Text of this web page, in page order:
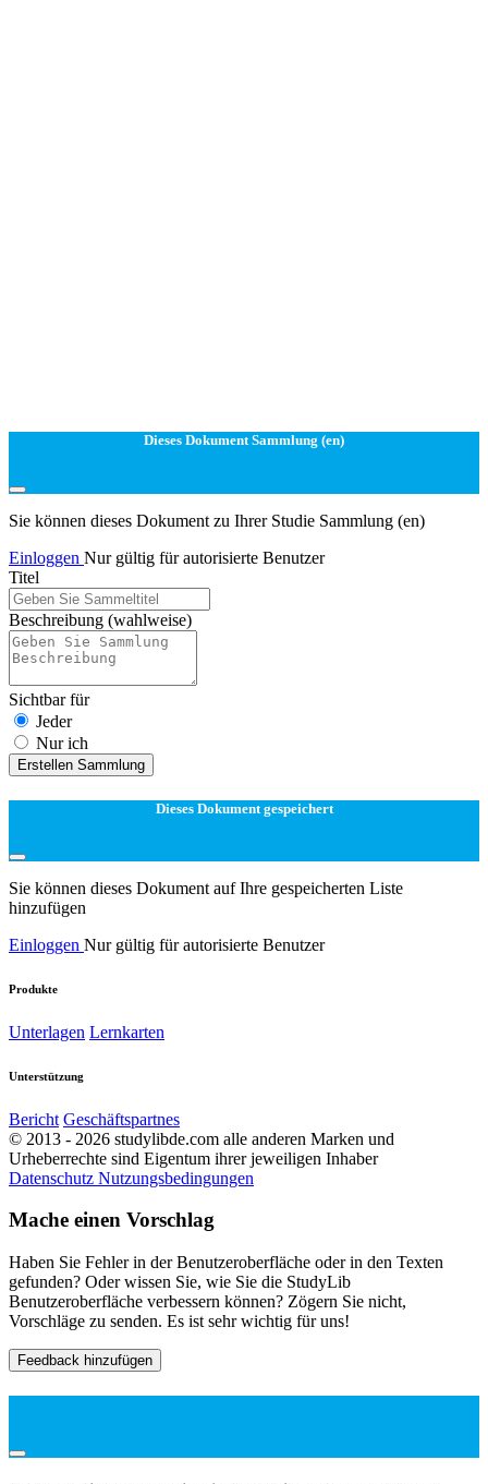
Dieses Dokument Sammlung (en)
Sie können dieses Dokument zu Ihrer Studie Sammlung (en)
Einloggen Nur gültig für autorisierte Benutzer
Titel
Beschreibung (wahlweise)
Sichtbar für
Jeder
Nur ich
Erstellen Sammlung
Dieses Dokument gespeichert
Sie können dieses Dokument auf Ihre gespeicherten Liste
hinzufügen
Einloggen Nur gültig für autorisierte Benutzer
Produkte
Unterlagen Lernkarten
Unterstützung
Bericht Geschäftspartnes
© 2013 - 2026 studylibde.com alle anderen Marken und
Urheberrechte sind Eigentum ihrer jeweiligen Inhaber
Datenschutz Nutzungsbedingungen
Mache einen Vorschlag
Haben Sie Fehler in der Benutzeroberfläche oder in den Texten
gefunden? Oder wissen Sie, wie Sie die StudyLib
Benutzeroberfläche verbessern können? Zögern Sie nicht,
Vorschläge zu senden. Es ist sehr wichtig für uns!
Feedback hinzufügen